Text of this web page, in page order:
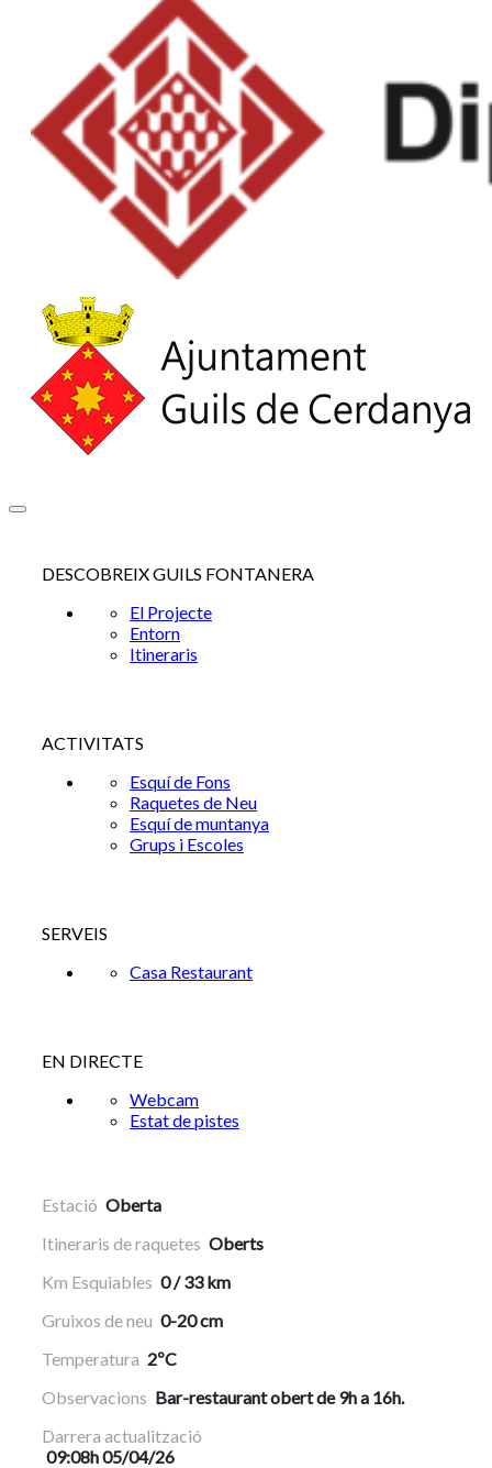
DESCOBREIX GUILS FONTANERA
El Projecte
Entorn
Itineraris
ACTIVITATS
Esquí de Fons
Raquetes de Neu
Esquí de muntanya
Grups i Escoles
SERVEIS
Casa Restaurant
EN DIRECTE
Webcam
Estat de pistes
Estació Oberta
Itineraris de raquetes Oberts
Km Esquiables 0 / 33 km
Gruixos de neu 0-20 cm
Temperatura 2ºC
Observacions Bar-restaurant obert de 9h a 16h.
Darrera actualització
09:08h 05/04/26